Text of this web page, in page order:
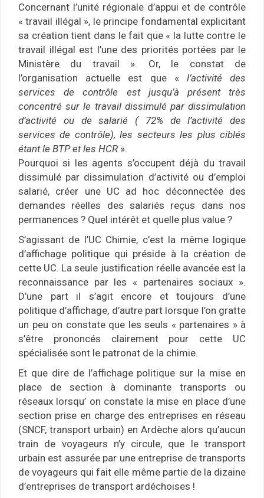
Concernant l’unité régionale d’appui et de contrôle
« travail illégal », le principe fondamental explicitant
sa création tient dans le fait que « la lutte contre le
travail illégal est l’une des priorités portées par le
Ministère du travail ». Or, le constat de
l’organisation actuelle est que « l’activité des
services de contrôle est jusqu’à présent très
concentré sur le travail dissimulé par dissimulation
d’activité ou de salarié ( 72% de l’activité des
services de contrôle), les secteurs les plus ciblés
étant le BTP et les HCR ».
Pourquoi si les agents s’occupent déjà du travail
dissimulé par dissimulation d’activité ou d’emploi
salarié, créer une UC ad hoc déconnectée des
demandes réelles des salariés reçus dans nos
permanences ? Quel intérêt et quelle plus value ?
S’agissant de l’UC Chimie, c’est la même logique
d’affichage politique qui préside à la création de
cette UC. La seule justification réelle avancée est la
reconnaissance par les « partenaires sociaux ».
D’une part il s’agit encore et toujours d’une
politique d’affichage, d’autre part lorsque l’on gratte
un peu on constate que les seuls « partenaires » à
s’être prononcés clairement pour cette UC
spécialisée sont le patronat de la chimie.
Et que dire de l’affichage politique sur la mise en
place de section à dominante transports ou
réseaux lorsqu’ on constate la mise en place d’une
section prise en charge des entreprises en réseau
(SNCF, transport urbain) en Ardèche alors qu’aucun
train de voyageurs n’y circule, que le transport
urbain est assurée par une entreprise de transports
de voyageurs qui fait elle même partie de la dizaine
d’entreprises de transport ardéchoises !